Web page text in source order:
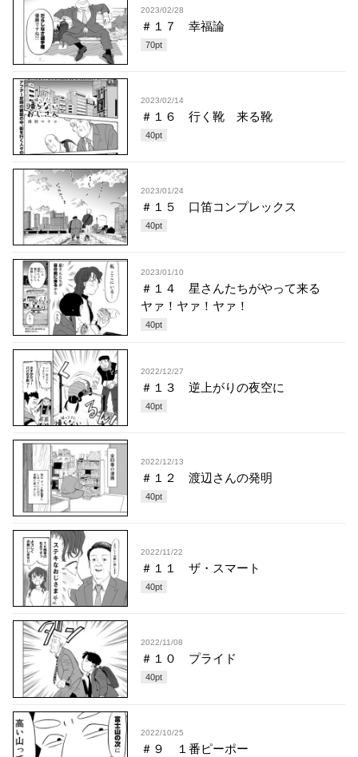
2023/02/28
＃１７ 幸福論
70pt
2023/02/14
＃１６ 行く靴 来る靴
40pt
2023/01/24
＃１５ 口笛コンプレックス
40pt
2023/01/10
＃１４ 星さんたちがやって来る
ヤァ！ヤァ！ヤァ！
40pt
2022/12/27
＃１３ 逆上がりの夜空に
40pt
2022/12/13
＃１２ 渡辺さんの発明
40pt
2022/11/22
＃１１ ザ・スマート
40pt
2022/11/08
＃１０ プライド
40pt
2022/10/25
＃９ １番ピーポー